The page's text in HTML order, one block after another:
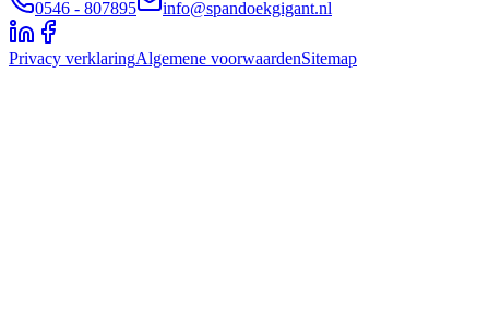
0546 - 807895 info@spandoekgigant.nl
Privacy verklaringAlgemene voorwaardenSitemap